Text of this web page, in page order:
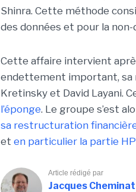
Shinra. Cette méthode
des données et pour la
Cette affaire intervient
endettement important, sa
Kretinsky et David Layani.
l’éponge. Le groupe s’est
sa restructuration
et en particulier la partie
Article rédigé par
Jacques Cheminat